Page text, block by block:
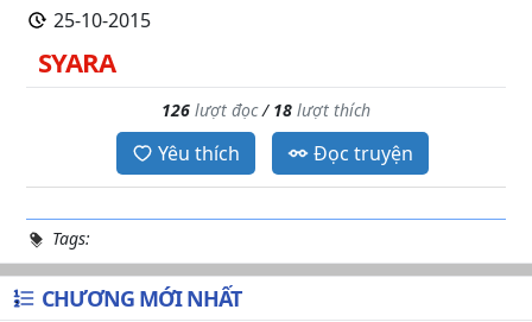
25-10-2015
SYARA
126 lượt đọc/ 18 lượt thích
Yêu thích Đọc truyện
Tags:
CHƯƠNG MỚI NHẤT